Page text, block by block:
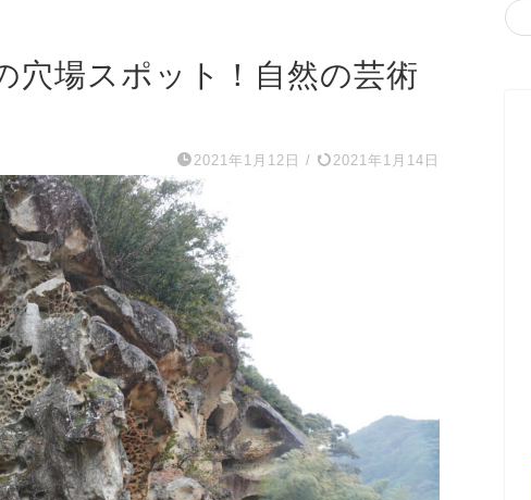
穴場スポット！自然の芸術
2021年1月12日 / 2021年1月14日